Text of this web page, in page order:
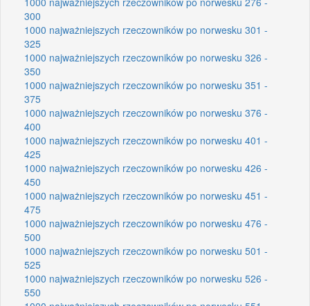
300
1000 najważniejszych rzeczowników po norwesku 301 -
325
1000 najważniejszych rzeczowników po norwesku 326 -
350
1000 najważniejszych rzeczowników po norwesku 351 -
375
1000 najważniejszych rzeczowników po norwesku 376 -
400
1000 najważniejszych rzeczowników po norwesku 401 -
425
1000 najważniejszych rzeczowników po norwesku 426 -
450
1000 najważniejszych rzeczowników po norwesku 451 -
475
1000 najważniejszych rzeczowników po norwesku 476 -
500
1000 najważniejszych rzeczowników po norwesku 501 -
525
1000 najważniejszych rzeczowników po norwesku 526 -
550